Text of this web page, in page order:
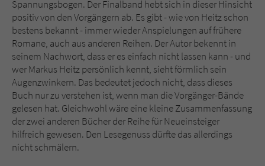
Spannungsbogen. Der Finalband hebt sich in dieser Hinsicht
positiv von den Vorgängern ab. Es gibt - wie von Heitz schon
bestens bekannt - immer wieder Anspielungen auf frühere
Romane, auch aus anderen Reihen. Der Autor bekennt in
seinem Nachwort, dass er es einfach nicht lassen kann - und
wer Markus Heitz persönlich kennt, sieht förmlich sein
Augenzwinkern. Das bedeutet jedoch nicht, dass dieses
Buch nur zu verstehen ist, wenn man die Vorgänger-Bände
gelesen hat. Gleichwohl wäre eine kleine Zusammenfassung
der zwei anderen Bücher der Reihe für Neueinsteiger
hilfreich gewesen. Den Lesegenuss dürfte das allerdings
nicht schmälern.